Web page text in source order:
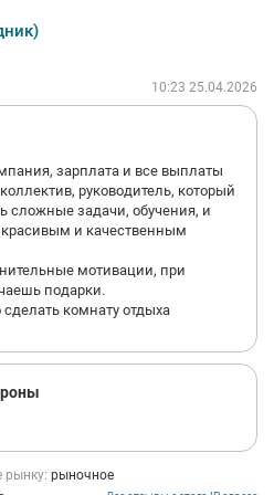
и постоянно рявкала на
касались её прямых
вела только со мной, пока не
коллегам. Оказалось, она
регионального директора.
будет очень грустно (но
10:23 25.04.2026
зарплата и все выплаты
руководитель, который
задачи, обучения, и
красивым и качественным
мотивации, при
подарки.
комнату отдыха
рынку: рыночное